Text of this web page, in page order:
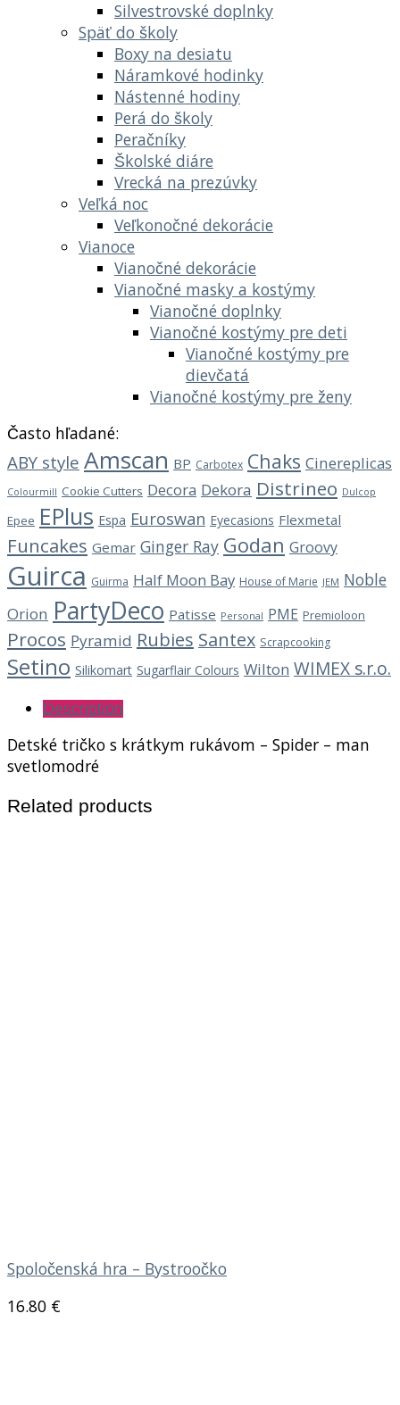
Silvestrovské doplnky
Späť do školy
Boxy na desiatu
Náramkové hodinky
Nástenné hodiny
Perá do školy
Peračníky
Školské diáre
Vrecká na prezúvky
Veľká noc
Veľkonočné dekorácie
Vianoce
Vianočné dekorácie
Vianočné masky a kostýmy
Vianočné doplnky
Vianočné kostýmy pre deti
Vianočné kostýmy pre
dievčatá
Vianočné kostýmy pre ženy
Často hľadané:
ABY style Amscan BP Carbotex Chaks Cinereplicas
Colourmill Cookie Cutters Decora Dekora Distrineo Dulcop
Epee EPlus Espa Euroswan Eyecasions Flexmetal
Funcakes Gemar Ginger Ray Godan Groovy
Guirca Guirma Half Moon Bay House of Marie JEM Noble
Orion PartyDeco Patisse Personal PME Premioloon
Procos Pyramid Rubies Santex Scrapcooking
Setino Silikomart Sugarflair Colours Wilton WIMEX s.r.o.
Description
Detské tričko s krátkym rukávom – Spider – man
svetlomodré
Related products
Spoločenská hra – Bystroočko
16.80 €